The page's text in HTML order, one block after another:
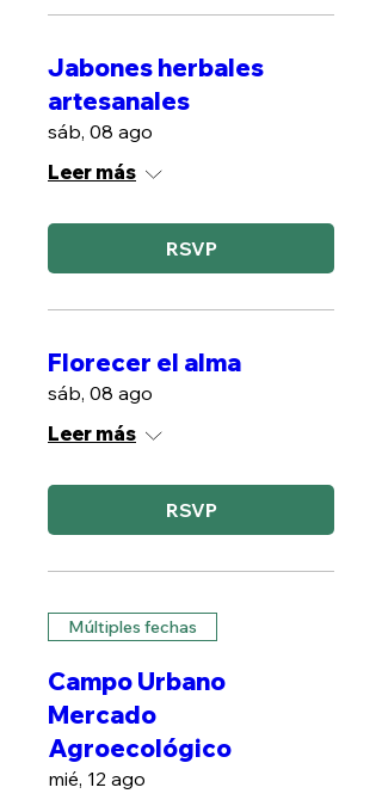
Jabones herbales
artesanales
sáb, 08 ago
Leer más
RSVP
Florecer el alma
sáb, 08 ago
Leer más
RSVP
Múltiples fechas
Campo Urbano
Mercado
Agroecológico
mié, 12 ago